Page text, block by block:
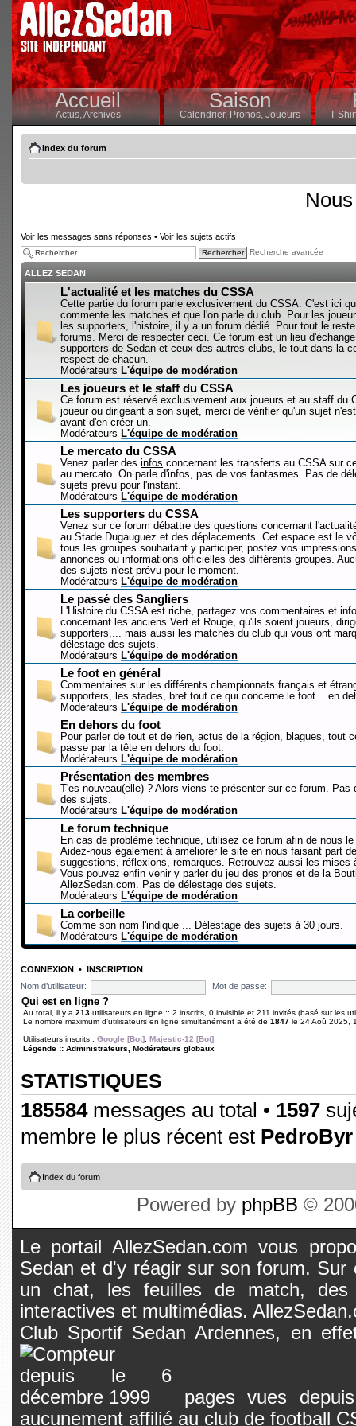
Accueil
Actus,Archives
Saison
Calendrier,Pronos, Joueurs T-
Index du forum
Voir les messages sans réponses • Voir les sujets actifs
Recherche avancée
ALLEZ SEDAN
L'actualité et les matches du CSSA
Cette partie du forum parle exclusivement du CSSA. C'est ici
commente les matches et que l'on parle du club. Pour les
les supporters, l'histoire, il y a un forum dédié. Pour tout le
forums. Merci de respecter ceci. Ce forum est un lieu
supporters de Sedan et ceux des autres clubs, le tout dans la
respect de chacun.
Modérateurs L'équipe de modération
Les joueurs et le staff du CSSA
Ce forum est réservé exclusivement aux joueurs et au staff du
joueur ou dirigeant a son sujet, merci de vérifier qu'un sujet
avant d'en créer un.
Modérateurs L'équipe de modération
Le mercato du CSSA
Venez parler des infos concernant les transferts au CSSA sur
au mercato. On parle d'infos, pas de vos fantasmes. Pas de
sujets prévu pour l'instant.
Modérateurs L'équipe de modération
Les supporters du CSSA
Venez sur ce forum débattre des questions concernant
au Stade Dugauguez et des déplacements. Cet espace est le
tous les groupes souhaitant y participer, postez vos
annonces ou informations officielles des différents groupes.
des sujets n'est prévu pour le moment.
Modérateurs L'équipe de modération
Le passé des Sangliers
L'Histoire du CSSA est riche, partagez vos commentaires et
concernant les anciens Vert et Rouge, qu'ils soient joueurs,
supporters,... mais aussi les matches du club qui vous ont
délestage des sujets.
Modérateurs L'équipe de modération
Le foot en général
Commentaires sur les différents championnats français et
supporters, les stades, bref tout ce qui concerne le foot... en
Modérateurs L'équipe de modération
En dehors du foot
Pour parler de tout et de rien, actus de la région, blagues, tout
passe par la tête en dehors du foot.
Modérateurs L'équipe de modération
Présentation des membres
T'es nouveau(elle) ? Alors viens te présenter sur ce forum. Pas
des sujets.
Modérateurs L'équipe de modération
Le forum technique
En cas de problème technique, utilisez ce forum afin de nous le
Aidez-nous également à améliorer le site en nous faisant part
suggestions, réflexions, remarques. Retrouvez aussi les mises
Vous pouvez enfin venir y parler du jeu des pronos et de la
AllezSedan.com. Pas de délestage des sujets.
Modérateurs L'équipe de modération
La corbeille
Comme son nom l'indique ... Délestage des sujets à 30 jours.
Modérateurs L'équipe de modération
CONNEXION • INSCRIPTION
Nom d’utilisateur:
Mot de passe:
Qui est en ligne ?
Au total, il y a 213 utilisateurs en ligne :: 2 inscrits, 0 invisible et 211 invités (basé sur les
Le nombre maximum d’utilisateurs en ligne simultanément a été de 1847 le 24 Aoû 2025,
Utilisateurs inscrits : Google [Bot] Majestic-12 [Bot]
Légende :: Administrateurs Modérateurs globaux
STATISTIQUES
185584messages au total • 1597
membre le plus récent est PedroByr
Index du forum
Powered by phpBB ©
Le portail AllezSedan.com vous
Sedan et d'y réagir sur son forum.
un chat, les feuilles de match, des
interactives et multimédias.
Club Sportif Sedan Ardennes, en
pages vues
aucunement affilié au club de football